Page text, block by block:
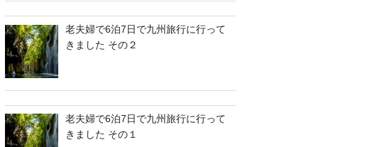
老夫婦で6泊7日で九州旅行に行って
きました その２
老夫婦で6泊7日で九州旅行に行って
きました その１